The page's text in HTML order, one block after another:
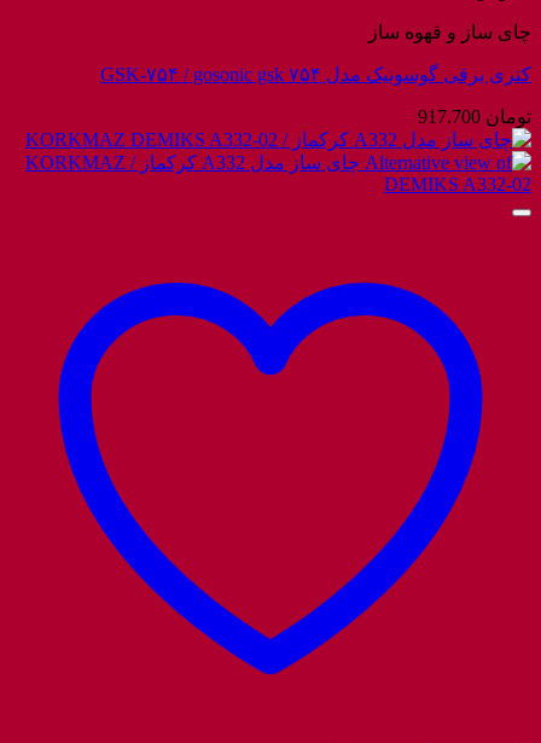
چای ساز و قهوه ساز
کتری برقی گوسونیک مدل GSK-۷۵۴ / gosonic gsk ۷۵۴
تومان